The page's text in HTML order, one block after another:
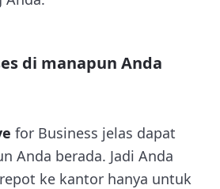
di manapun Anda
for Business jelas dapat
Anda berada. Jadi Anda
ke kantor hanya untuk